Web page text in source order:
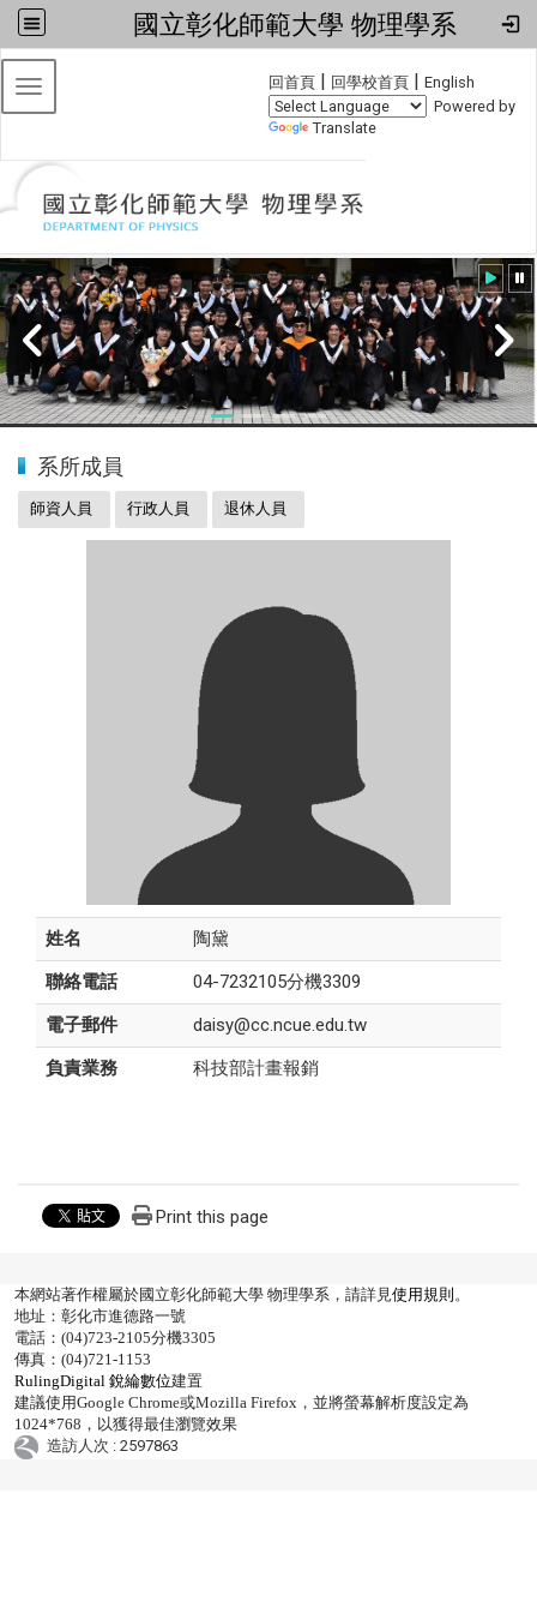
國立彰化師範大學 物理學系
回首頁 | 回學校首頁 | English
Powered by
Translate
Toggle navigation
系所成員
師資人員 行政人員 退休人員
姓名
陶黛
聯絡電話
04-7232105分機3309
電子郵件
daisy@cc.ncue.edu.tw
負責業務
科技部計畫報銷
Print this page
本網站著作權屬於國立彰化師範大學 物理學系，請詳見使用規則 。
地址：彰化市進德路一號
電話：(04)723-2105分機3305
傳真：(04)721-1153
RulingDigital 銳綸數位建置
建議使用Google Chrome或Mozilla Firefox，並將螢幕解析度設定為
1024*768，以獲得最佳瀏覽效果
造訪人次 : 2597863